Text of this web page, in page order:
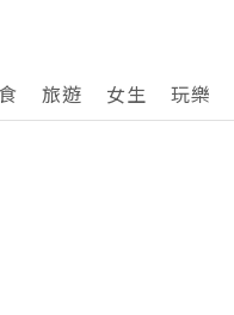
旅遊 女生 玩樂